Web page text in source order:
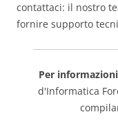
contattaci: il nostro
fornire supporto
Per
d'Informatica